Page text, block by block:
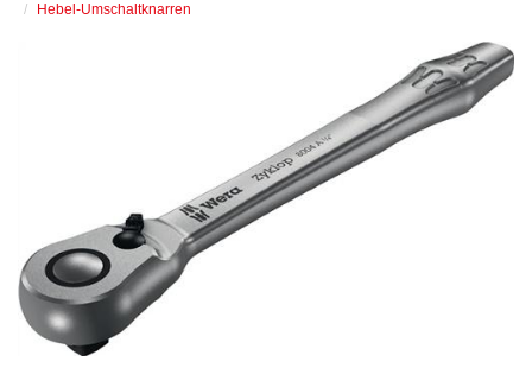
Hebel-Umschaltknarren